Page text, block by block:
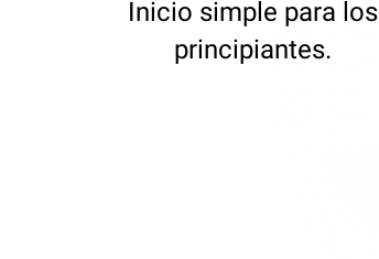
Inicio simple para los
principiantes.